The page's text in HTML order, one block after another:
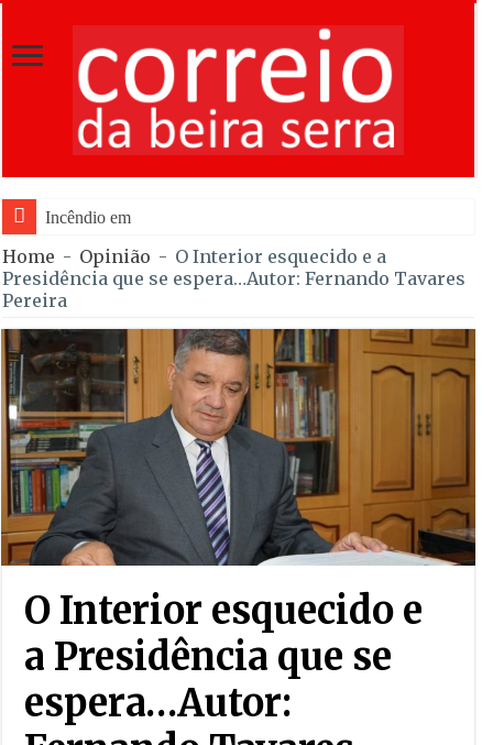
Incêndio em Fornos de Algodres
Home - Opinião - O Interior esquecido e a
Presidência que se espera…Autor: Fernando Tavares
Pereira
O Interior esquecido e
a Presidência que se
espera…Autor: